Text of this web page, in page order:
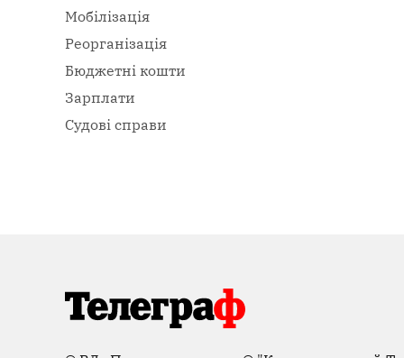
Мобілізація
Реорганізація
Бюджетні кошти
Зарплати
Судові справи